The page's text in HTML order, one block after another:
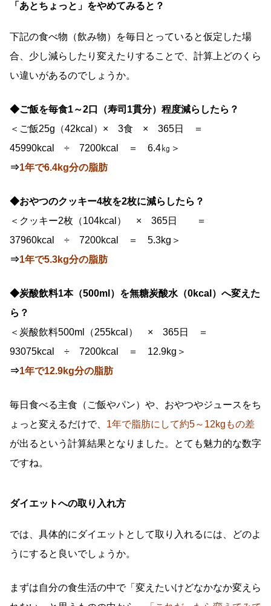
「あとちょっと」をやめてみると？
下記の食べ物（飲み物）を毎日とっていると仮定した場
合、少し減らしたり変えたりすることで、計算上どのくら
い違いがあるのでしょうか。
◆ご飯を毎食1～2口（寿司1貫分）程度減らしたら？
＜ご飯25g（42kcal）× 3食 × 365日 ＝
45990kcal ÷ 7200kcal ＝ 6.4㎏＞
⇒1年で6.4kg分の脂肪
◆おやつのクッキー4枚を2枚に減らしたら？
＜クッキー2枚（104kcal） × 365日 ＝
37960kcal ÷ 7200kcal ＝ 5.3kg＞
⇒1年で5.3kg分の脂肪
◆炭酸飲料1本（500ml）を無糖炭酸水（0kcal）へ変えた
ら？
＜炭酸飲料500ml（255kcal） × 365日 ＝
93075kcal ÷ 7200kcal ＝ 12.9kg＞
⇒1年で12.9kg分の脂肪
毎日食べる主食（ご飯やパン）や、おやつやジュースをち
ょっと変えるだけで、 1年で脂肪にして約5～12kgもの差
が出るという計算結果となりました。とても魅力的な数字
ですね。
ダイエットへの取り入れ方
では、具体的にダイエットとして取り入れるには、どのよ
うにすると良いでしょうか。
まずは自分の食生活の中で「変えたいけどなかなか変えら